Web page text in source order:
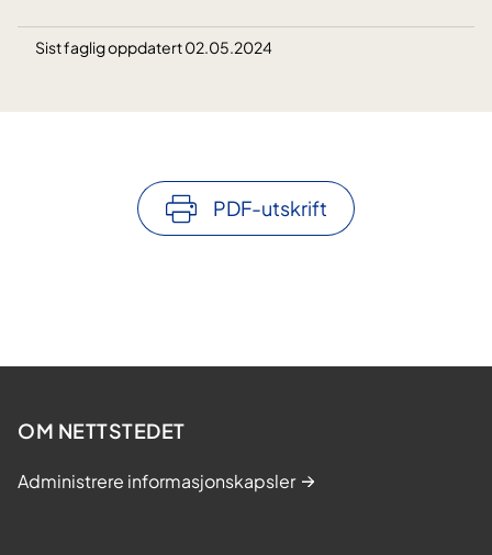
Sist faglig oppdatert 02.05.2024
PDF-utskrift
OM NETTSTEDET
Administrere informasjonskapsler